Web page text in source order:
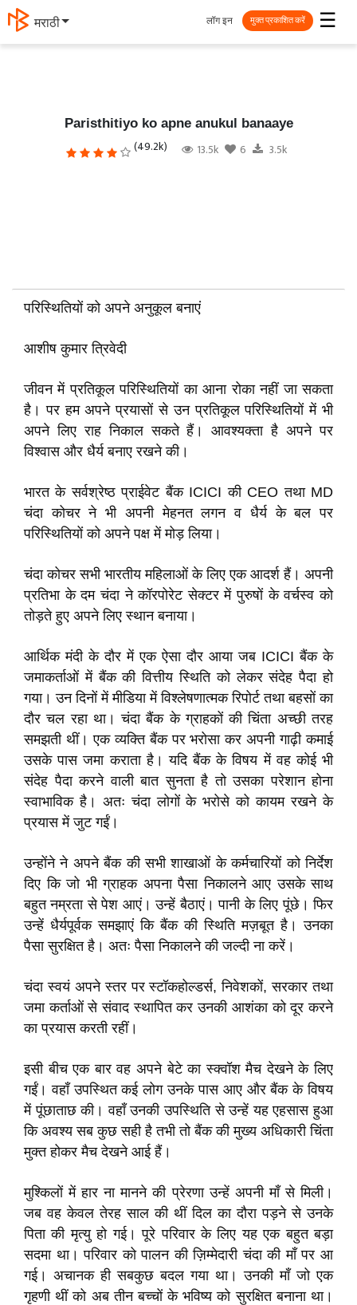
मराठी ☰
लॉग इन मुक्त प्रकाशित करें
Paristhitiyo ko apne anukul banaaye
(49.2k) 13.5k 6 3.5k
परिस्थितियों को अपने अनुकूल बनाएं
आशीष कुमार त्रिवेदी
जीवन में प्रतिकूल परिस्थितियों का आना रोका नहीं जा सकता
है। पर हम अपने प्रयासों से उन प्रतिकूल परिस्थितियों में भी
अपने लिए राह निकाल सकते हैं। आवश्यक्ता है अपने पर
विश्वास और धैर्य बनाए रखने की।
भारत के सर्वश्रेष्ठ प्राईवेट बैंक ICICI की CEO तथा MD
चंदा कोचर ने भी अपनी मेहनत लगन व धैर्य के बल पर
परिस्थितियों को अपने पक्ष में मोड़ लिया।
चंदा कोचर सभी भारतीय महिलाओं के लिए एक आदर्श हैं। अपनी
प्रतिभा के दम चंदा ने कॉरपोरेट सेक्टर में पुरुषों के वर्चस्व को
तोड़ते हुए अपने लिए स्थान बनाया।
आर्थिक मंदी के दौर में एक ऐसा दौर आया जब ICICI बैंक के
जमाकर्ताओं में बैंक की वित्तीय स्थिति को लेकर संदेह पैदा हो
गया। उन दिनों में मीडिया में विश्लेषणात्मक रिपोर्ट तथा बहसों का
दौर चल रहा था। चंदा बैंक के ग्राहकों की चिंता अच्छी तरह
समझती थीं। एक व्यक्ति बैंक पर भरोसा कर अपनी गाढ़ी कमाई
उसके पास जमा कराता है। यदि बैंक के विषय में वह कोई भी
संदेह पैदा करने वाली बात सुनता है तो उसका परेशान होना
स्वाभाविक है। अतः चंदा लोगों के भरोसे को कायम रखने के
प्रयास में जुट गईं।
उन्होंने ने अपने बैंक की सभी शाखाओं के कर्मचारियों को निर्देश
दिए कि जो भी ग्राहक अपना पैसा निकालने आए उसके साथ
बहुत नम्रता से पेश आएं। उन्हें बैठाएं। पानी के लिए पूंछे। फिर
उन्हें धैर्यपूर्वक समझाएं कि बैंक की स्थिति मज़बूत है। उनका
पैसा सुरक्षित है। अतः पैसा निकालने की जल्दी ना करें।
चंदा स्वयं अपने स्तर पर स्टॉकहोल्डर्स, निवेशकों, सरकार तथा
जमा कर्ताओं से संवाद स्थापित कर उनकी आशंका को दूर करने
का प्रयास करती रहीं।
इसी बीच एक बार वह अपने बेटे का स्क्वॉश मैच देखने के लिए
गईं। वहाँ उपस्थित कई लोग उनके पास आए और बैंक के विषय
में पूंछाताछ की। वहाँ उनकी उपस्थिति से उन्हें यह एहसास हुआ
कि अवश्य सब कुछ सही है तभी तो बैंक की मुख्य अधिकारी चिंता
मुक्त होकर मैच देखने आई हैं।
मुश्किलों में हार ना मानने की प्रेरणा उन्हें अपनी माँ से मिली।
जब वह केवल तेरह साल की थीं दिल का दौरा पड़ने से उनके
पिता की मृत्यु हो गई। पूरे परिवार के लिए यह एक बहुत बड़ा
सदमा था। परिवार को पालन की ज़िम्मेदारी चंदा की माँ पर आ
गई। अचानक ही सबकुछ बदल गया था। उनकी माँ जो एक
गृहणी थीं को अब तीन बच्चों के भविष्य को सुरक्षित बनाना था।